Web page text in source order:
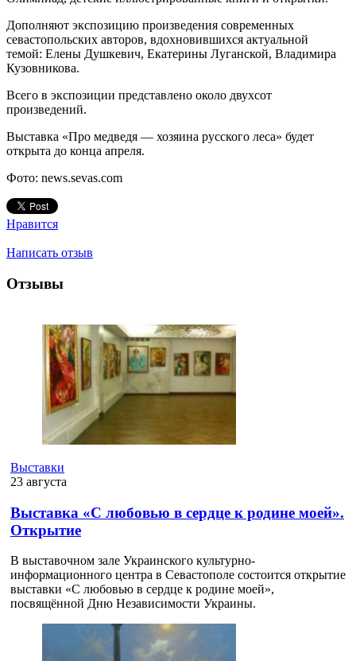
Дополняют экспозицию произведения современных
севастопольских авторов, вдохновившихся актуальной
темой: Елены Душкевич, Екатерины Луганской, Владимира
Кузовникова.
Всего в экспозиции представлено около двухсот
произведений.
Выставка «Про медведя — хозяина русского леса» будет
открыта до конца апреля.
Фото: news.sevas.com
Нравится
Написать отзыв
Отзывы
Выставки
23 августа
Выставка «С любовью в сердце к родине моей».
Открытие
В выставочном зале Украинского культурно-
информационного центра в Севастополе состоится открытие
выставки «С любовью в сердце к родине моей»,
посвящённой Дню Независимости Украины.